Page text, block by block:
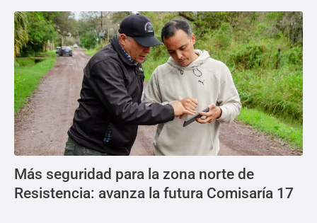
Más seguridad para la zona norte de
Resistencia: avanza la futura Comisaría 17